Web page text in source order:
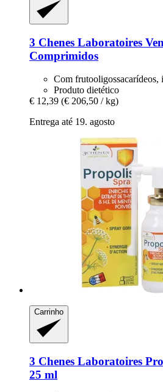
3 Chenes Laboratoires
Comprimidos
Com frutooligossacarídeos,
Produto dietético
€ 12,39 (€ 206,50 / kg)
Entrega até 19. agosto
Carrinho
3 Chenes Laboratoires
25 ml